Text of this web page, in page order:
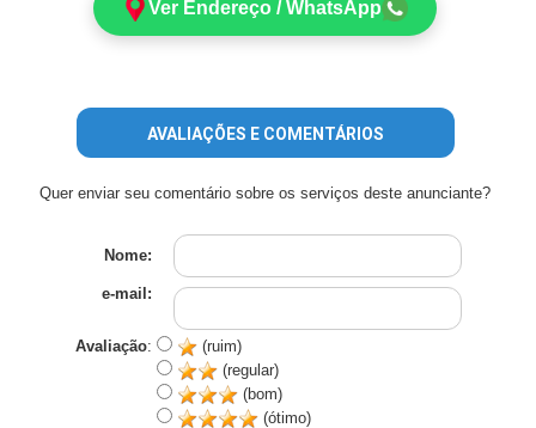
Ver Endereço / WhatsApp
AVALIAÇÕES E COMENTÁRIOS
Quer enviar seu comentário sobre os serviços deste anunciante?
Nome:
e-mail:
Avaliação:
(ruim)
(regular)
(bom)
(ótimo)